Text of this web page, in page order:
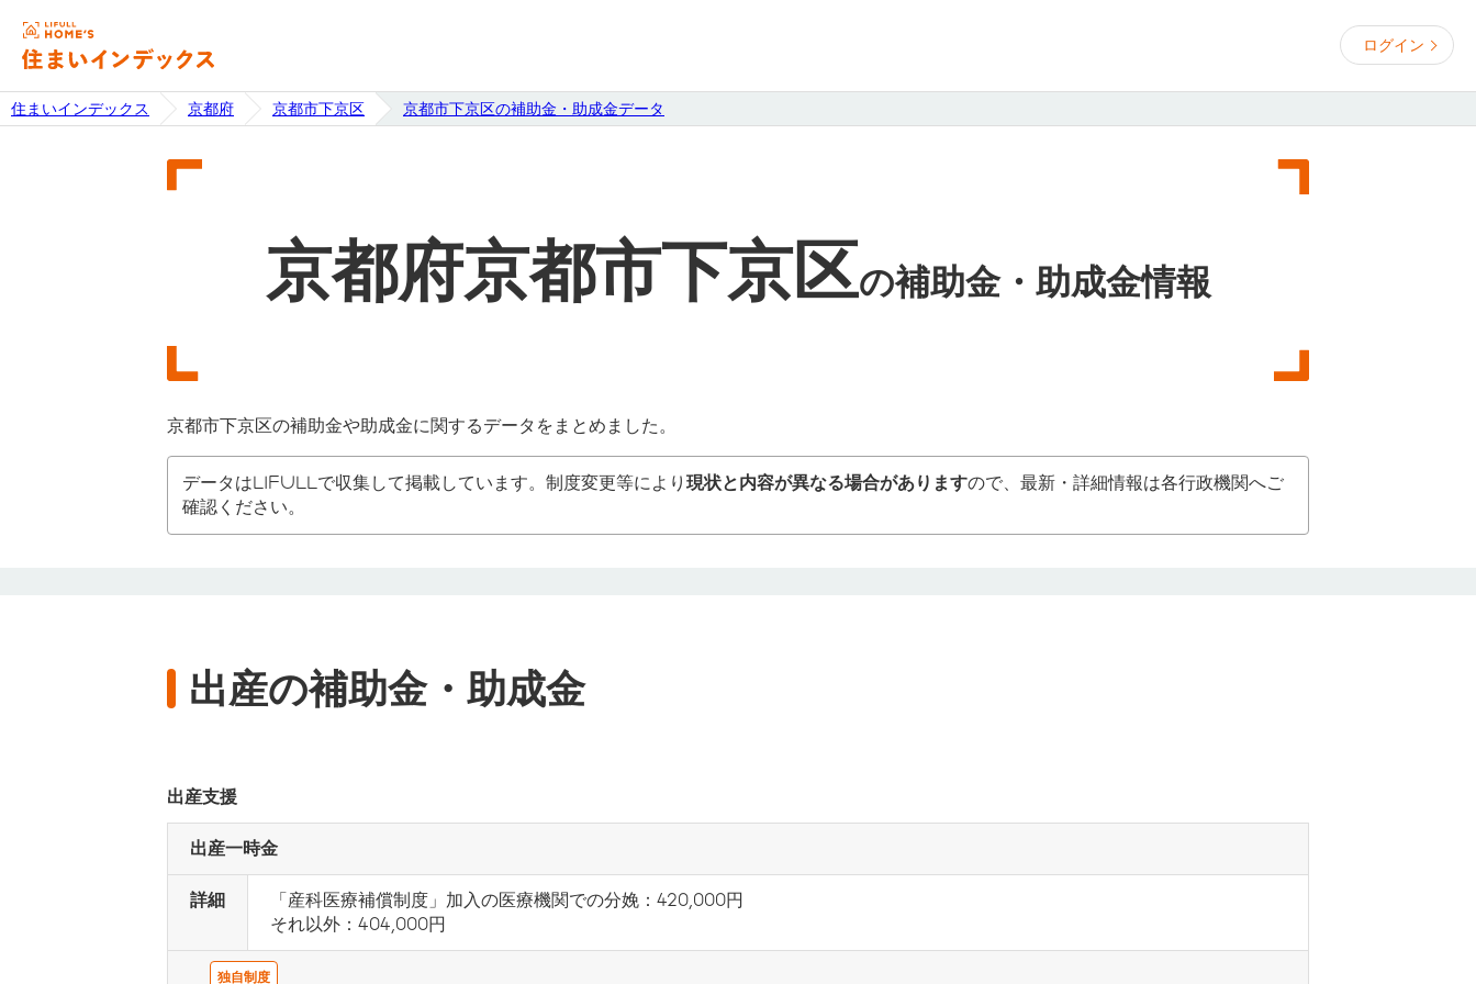
ログイン
住まいインデックス 京都府 京都市下京区 京都市下京区の補助金・助成金データ
京都府京都市下京区の補助金・助成金情報
京都市下京区の補助金や助成金に関するデータをまとめました。
データはLIFULLで収集して掲載しています。制度変更等により 現状と内容が異なる場合がありますので、最新・詳細情報は各行政機関へご
確認ください。
出産の補助金・助成金
出産支援
出産一時金
詳細
「産科医療補償制度」加入の医療機関での分娩：420,000円
それ以外：404,000円
独自制度